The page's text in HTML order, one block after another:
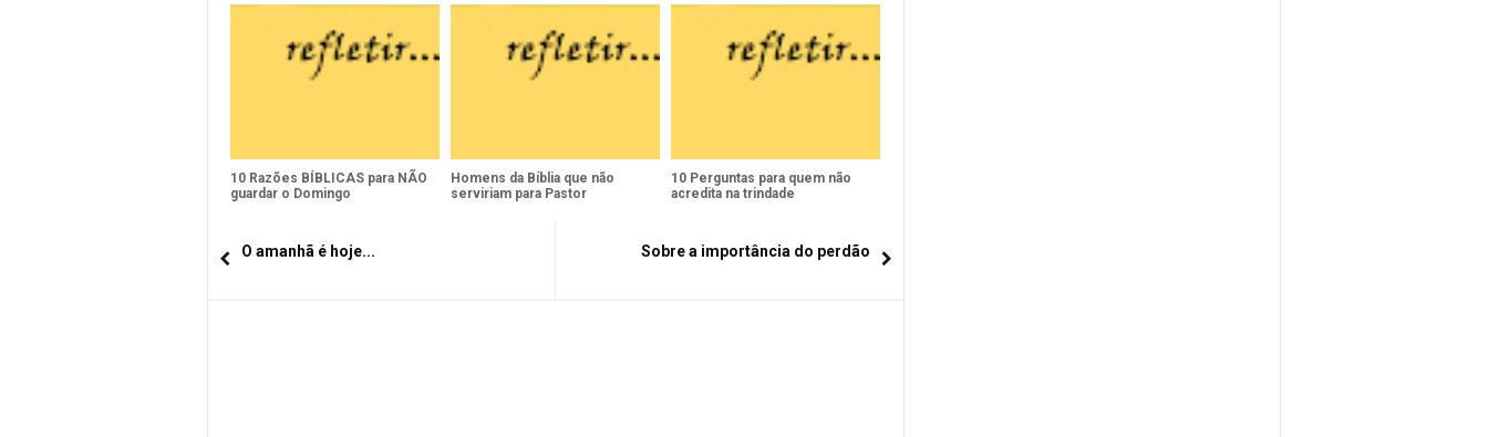
10 Razões BÍBLICAS para NÃO
guardar o Domingo
Homens da Bíblia que não
serviriam para Pastor
10 Perguntas para quem não
acredita na trindade
O amanhã é hoje... Sobre a importância do perdão